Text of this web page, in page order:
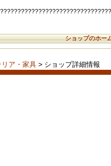
ショップのホー
リア・家具 > ショップ詳細情報